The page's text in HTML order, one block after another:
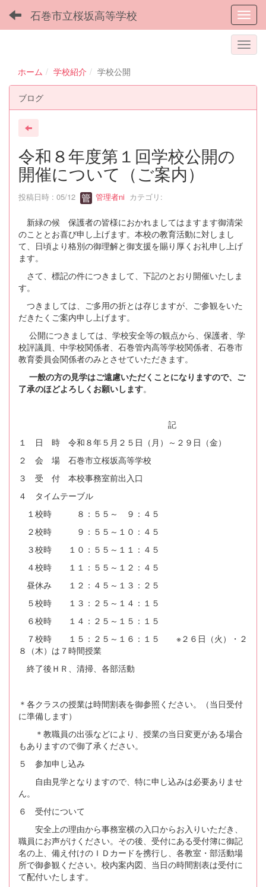
石巻市立桜坂高等学校
ホーム 学校紹介 学校公開
ブログ
令和８年度第１回学校公開の
開催について（ご案内）
投稿日時 : 05/12 管理者ni カテゴリ:
新緑の候 保護者の皆様におかれましてはますます御清栄
のこととお喜び申し上げます。本校の教育活動に対しまし
て、日頃より格別の御理解と御支援を賜り厚くお礼申し上げ
ます。
さて、標記の件につきまして、下記のとおり開催いたしま
す。
つきましては、ご多用の折とは存じますが、ご参観をいた
だきたくご案内申し上げます。
公開につきましては、学校安全等の観点から、保護者、学
校評議員、中学校関係者、石巻管内高等学校関係者、石巻市
教育委員会関係者のみとさせていただきます。
一般の方の見学はご遠慮いただくことになりますので、ご
了承のほどよろしくお願いします。
記
１ 日 時 令和８年５月２５日（月）～２９日（金）
２ 会 場 石巻市立桜坂高等学校
３ 受 付 本校事務室前出入口
４ タイムテーブル
１校時 ８：５５～ ９：４５
２校時 ９：５５～１０：４５
３校時 １０：５５～１１：４５
４校時 １１：５５～１２：４５
昼休み １２：４５～１３：２５
５校時 １３：２５～１４：１５
６校時 １４：２５～１５：１５
７校時 １５：２５～１６：１５ ※２６日（火）・２
８（木）は７時間授業
終了後ＨＲ、清掃、各部活動
＊各クラスの授業は時間割表を御参照ください。（当日受付
に準備します）
＊教職員の出張などにより、授業の当日変更がある場合
もありますので御了承ください。
５ 参加申し込み
自由見学となりますので、特に申し込みは必要ありませ
ん。
６ 受付について
安全上の理由から事務室横の入口からお入りいただき、
職員にお声がけください。その後、受付にある受付簿に御記
名の上、備え付けのＩＤカードを携行し、各教室・部活動場
所で御参観ください。校内案内図、当日の時間割表は受付に
て配付いたします。